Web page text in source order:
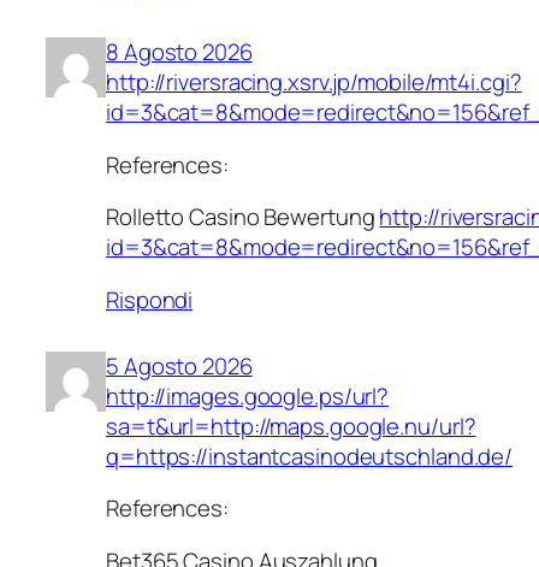
8 Agosto 2026
http://riversracing.xsrv.jp/mobile/mt4i.cgi?
References:
Rolletto Casino Bewertunghttp://
Rispondi
5 Agosto 2026
http://images.google.ps/url?
sa=t&url=http://maps.google.nu/url?
q=https://instantcasinodeutschland.de/
References:
Bet365 Casino Auszahlung